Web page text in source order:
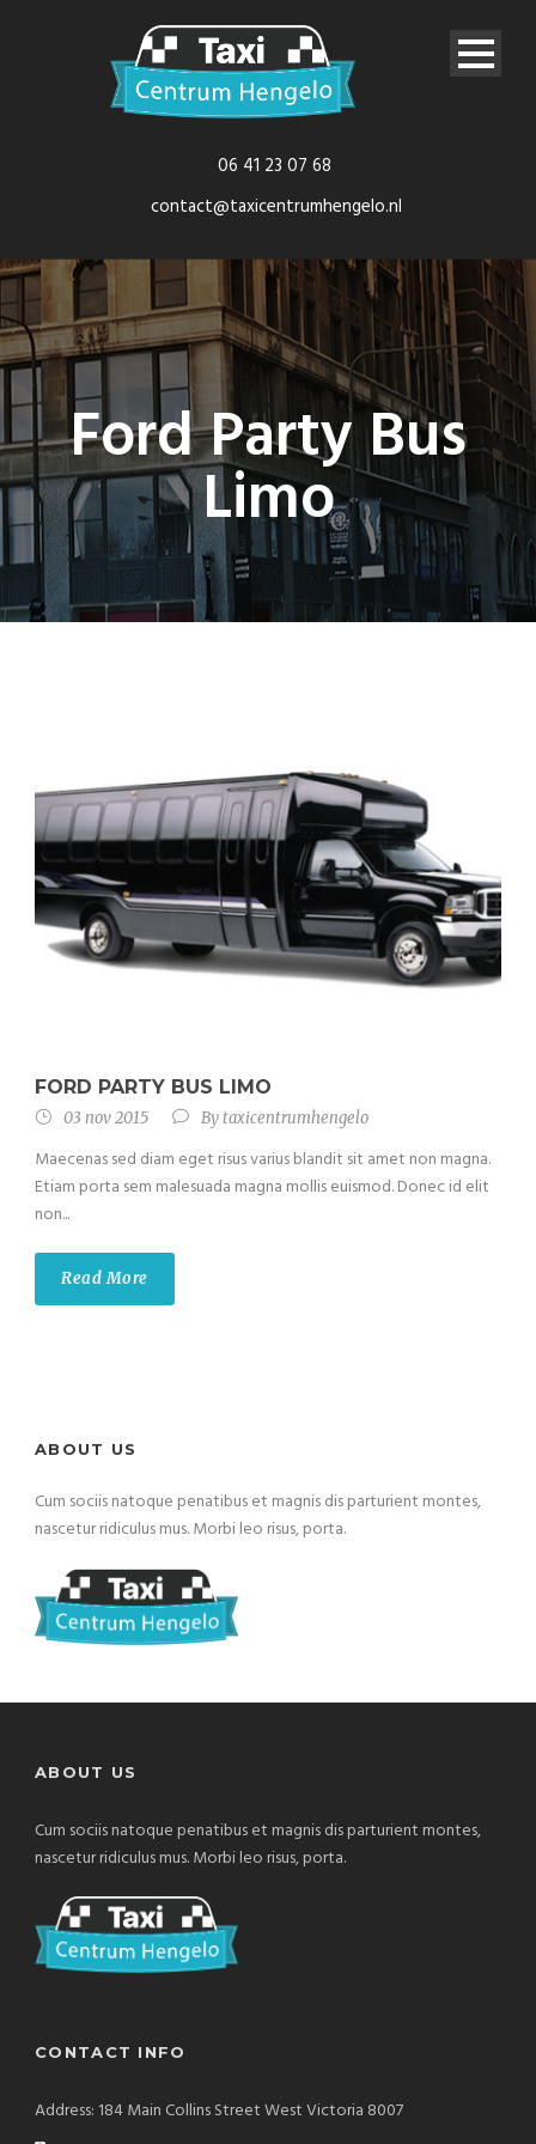
06 41 23 07 68
contact@taxicentrumhengelo.nl
Ford Party Bus
Limo
FORD PARTY BUS LIMO
03 nov 2015 Bytaxicentrumhengelo
Maecenas sed diam eget risus varius blandit sit amet non magna.
Etiam porta sem malesuada magna mollis euismod. Donec id elit
non...
Read More
ABOUT US
Cum sociis natoque penatibus et magnis dis parturient montes,
nascetur ridiculus mus. Morbi leo risus, porta.
ABOUT US
Cum sociis natoque penatibus et magnis dis parturient montes,
nascetur ridiculus mus. Morbi leo risus, porta.
CONTACT INFO
Address: 184 Main Collins Street West Victoria 8007